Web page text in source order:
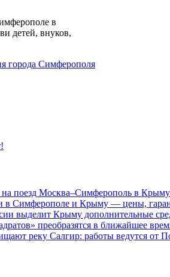
в
детей, внуков,
города Симферополя
поезд Москва–Симферополь в Крыму
в Симферополе и Крыму — цены,
выделит Крыму дополнительные
преобразятся в ближайшее
реку Салгир: работы ведутся от